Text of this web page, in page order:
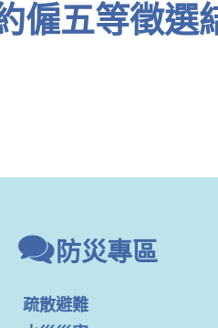
約僱五等徵選
防災專區
疏散避難